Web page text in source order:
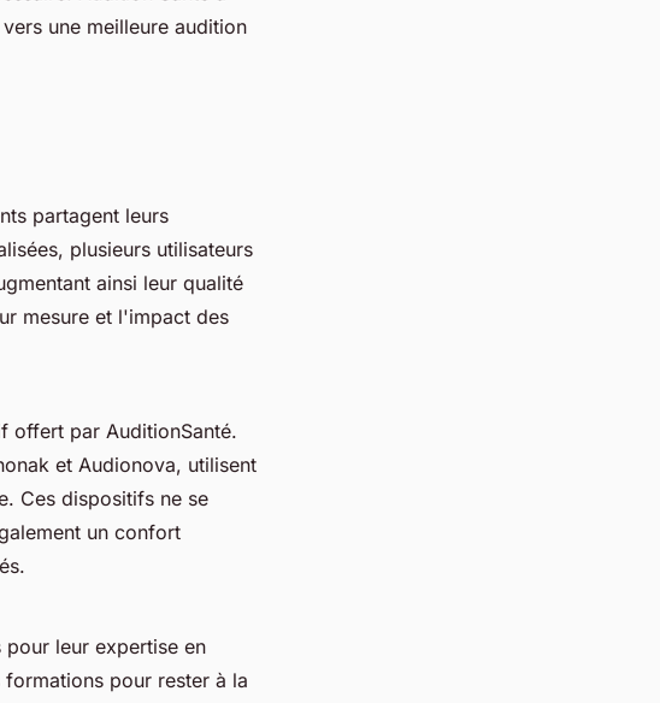
une meilleure audition
partagent leurs
plusieurs utilisateurs
ainsi leur qualité
mesure et l'impact des
offert par AuditionSanté.
et Audionova, utilisent
Ces dispositifs ne se
un confort
leur expertise en
pour rester à la